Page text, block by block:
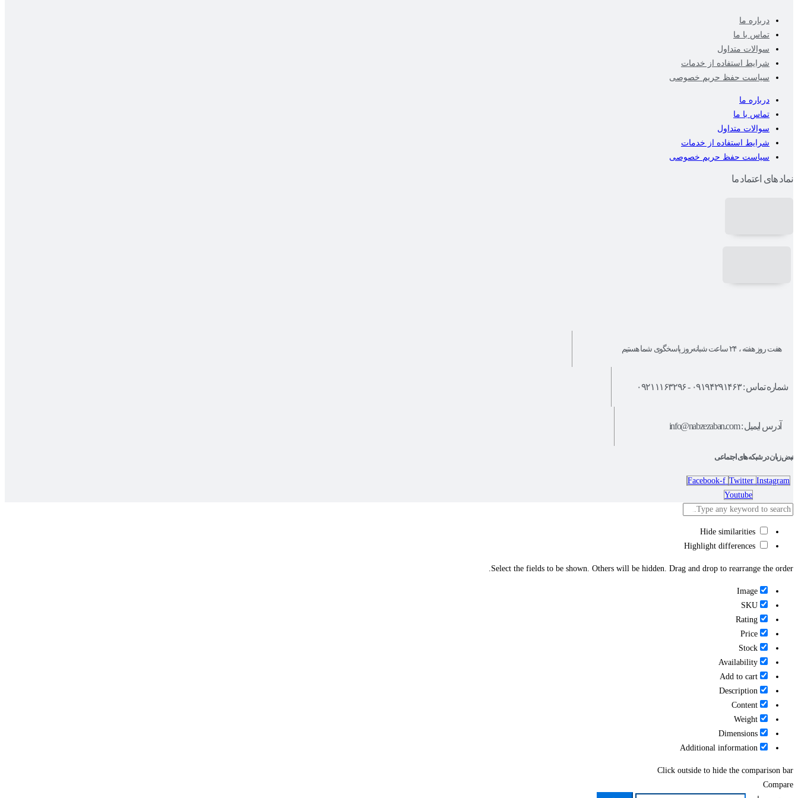
درباره ما
تماس با ما
سوالات متداول
شرایط استفاده از خدمات
سیاست حفظ حریم خصوصی
درباره ما
تماس با ما
سوالات متداول
شرایط استفاده از خدمات
سیاست حفظ حریم خصوصی
نماد های اعتماد ما
هفت روز هفته ، ۲۴ ساعت شبانه‌روز پاسخگوی شما هستیم
شماره تماس : ۰۹۱۹۴۲۹۱۴۶۳ - ۰۹۲۱۱۱۶۳۲۹۶
آدرس ایمیل : info@nabzezaban.com
نبض زبان در شبکه های اجتماعی
Facebook-f Twitter Instagram
Youtube
Select the fields to be shown. Others will be hidden. Drag and drop to rearrange the order.
Image
SKU
Rating
Price
Stock
Availability
Add to cart
Description
Content
Weight
Dimensions
Additional information
Click outside to hide the comparison bar
Compare